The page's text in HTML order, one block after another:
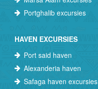
Portghalib excursies
HAVEN EXCURSIES
Port said haven
Alexanderia haven
Safaga haven excursies